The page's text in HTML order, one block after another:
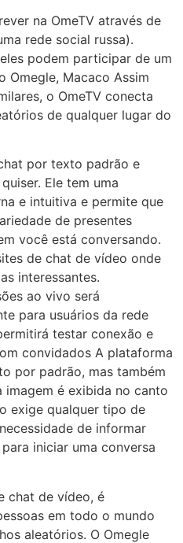
na OmeTV através de
rede social russa).
podem participar de um
Omegle, Macaco Assim
o OmeTV conecta
de qualquer lugar do
por texto padrão e
Ele tem uma
e intuitiva e permite que
de presentes
você está conversando.
de chat de vídeo onde
interessantes.
ao vivo será
para usuários da rede
testar conexão e
convidados A plataforma
por padrão, mas também
é exibida no canto
exige qualquer tipo de
de informar
iniciar uma conversa
chat de vídeo, é
em todo o mundo
aleatórios. O Omegle